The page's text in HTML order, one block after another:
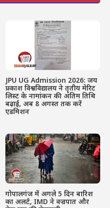
JPU UG Admission 2026: जय
प्रकाश विश्वविद्यालय ने तृतीय मेरिट
लिस्ट के नामांकन की अंतिम तिथि
बढ़ाई, अब 8 अगस्त तक करें
एडमिशन
गोपालगंज में अगले 5 दिन बारिश
का अलर्ट, IMD ने वज्रपात और